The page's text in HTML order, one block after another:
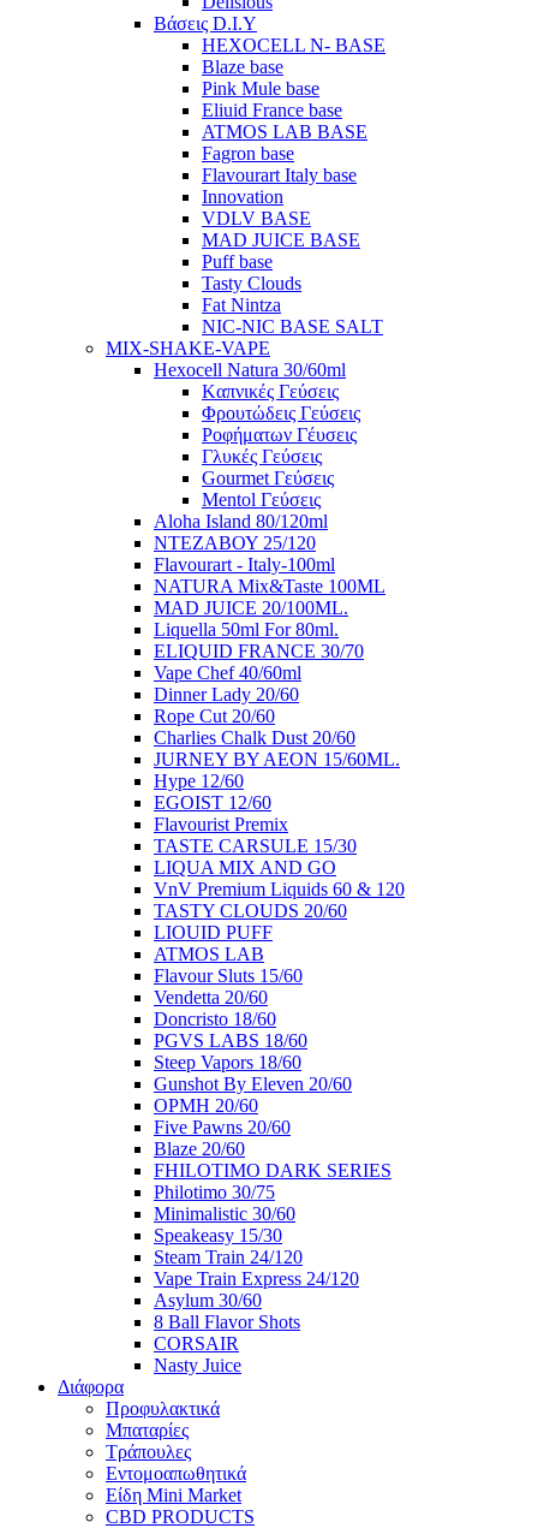
Βάσεις D.I.Y
HEXOCELL N- BASE
Blaze base
Pink Mule base
Eliuid France base
ATMOS LAB BASE
Fagron base
Flavourart Italy base
Innovation
VDLV BASE
MAD JUICE BASE
Puff base
Tasty Clouds
Fat Nintza
NIC-NIC BASE SALT
MIX-SHAKE-VAPE
Hexocell Natura 30/60ml
Kαπνικές Γεύσεις
Φρουτώδεις Γεύσεις
Ροφήματων Γέυσεις
Γλυκές Γεύσεις
Gourmet Γεύσεις
Mentol Γεύσεις
Aloha Island 80/120ml
ΝΤΕΖΑΒΟΥ 25/120
Flavourart - Italy-100ml
NATURA Mix&Taste 100ML
MAD JUICE 20/100ML.
Liquella 50ml For 80ml.
ELIQUID FRANCE 30/70
Vape Chef 40/60ml
Dinner Lady 20/60
Rope Cut 20/60
Charlies Chalk Dust 20/60
JURNEY BY AEON 15/60ML.
Hype 12/60
EGOIST 12/60
Flavourist Premix
ΤΑSTE CARSULE 15/30
LIQUA MIX AND GO
VnV Premium Liquids 60 & 120
TASTY CLOUDS 20/60
LIOUID PUFF
ATMOS LAB
Flavour Sluts 15/60
Vendetta 20/60
Doncristo 18/60
PGVS LABS 18/60
Steep Vapors 18/60
Gunshot By Eleven 20/60
ΟΡΜΗ 20/60
Five Pawns 20/60
Blaze 20/60
FHILOTIMO DARK SERIES
Philotimo 30/75
Minimalistic 30/60
Speakeasy 15/30
Steam Train 24/120
Vape Train Express 24/120
Asylum 30/60
8 Βall Flavor Shots
CORSAIR
Nasty Juice
Διάφορα
Προφυλακτικά
Μπαταρίες
Τράπουλες
Εντομοαπωθητικά
Είδη Mini Market
CBD PRODUCTS